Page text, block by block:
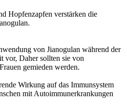
Hopfenzapfen verstärken die
von Jianogulan während der
vor, Daher sollten sie von
gemieden werden.
Wirkung auf das Immunsystem
mit Autoimmunerkrankungen